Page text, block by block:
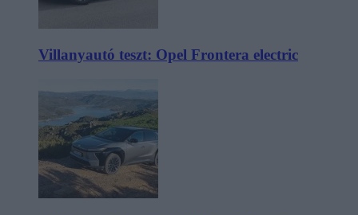
Villanyautó teszt: Opel Frontera electric